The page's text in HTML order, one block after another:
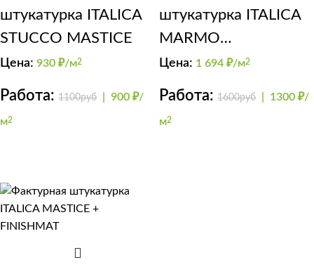
штукатурка ITALICA
STUCCO MASTICE
Цена: 930 ₽/м2
Работа: 1100руб 900 ₽/
м2
штукатурка ITALICA
MARMO
TRAVERTINO 1000
Цена: 1 694 ₽/м2
Работа: 1600руб 1300 ₽/
м2